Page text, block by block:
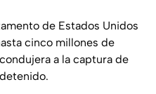
de Estados Unidos
cinco millones de
a la captura de